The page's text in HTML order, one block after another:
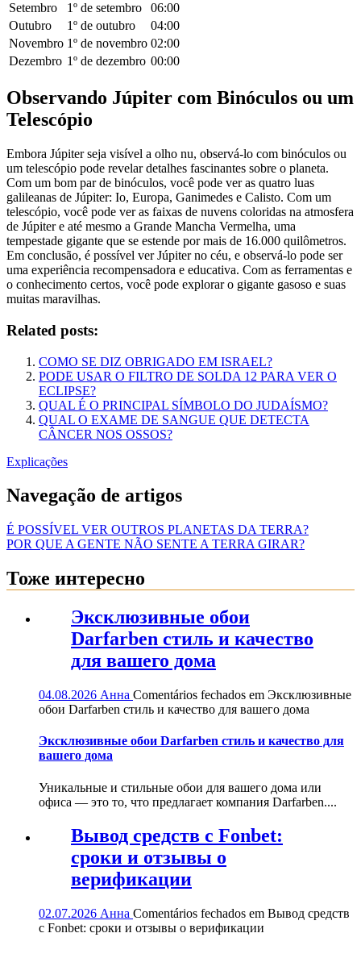
Setembro
1º de setembro
06:00
Outubro
1º de outubro
04:00
Novembro 1º de novembro 02:00
Dezembro 1º de dezembro 00:00
Observando Júpiter com Binóculos ou um
Telescópio
Embora Júpiter seja visível a olho nu, observá-lo com binóculos ou
um telescópio pode revelar detalhes fascinantes sobre o planeta.
Com um bom par de binóculos, você pode ver as quatro luas
galileanas de Júpiter: Io, Europa, Ganimedes e Calisto. Com um
telescópio, você pode ver as faixas de nuvens coloridas na atmosfera
de Júpiter e até mesmo a Grande Mancha Vermelha, uma
tempestade gigante que se estende por mais de 16.000 quilômetros.
Em conclusão, é possível ver Júpiter no céu, e observá-lo pode ser
uma experiência recompensadora e educativa. Com as ferramentas e
o conhecimento certos, você pode explorar o gigante gasoso e suas
muitas maravilhas.
Related posts:
COMO SE DIZ OBRIGADO EM ISRAEL?
PODE USAR O FILTRO DE SOLDA 12 PARA VER O
ECLIPSE?
QUAL É O PRINCIPAL SÍMBOLO DO JUDAÍSMO?
QUAL O EXAME DE SANGUE QUE DETECTA
CÂNCER NOS OSSOS?
Explicações
Navegação de artigos
É POSSÍVEL VER OUTROS PLANETAS DA TERRA?
POR QUE A GENTE NÃO SENTE A TERRA GIRAR?
Тоже интересно
Эксклюзивные обои
Darfarben стиль и качество
для вашего дома
04.08.2026 Анна Comentários fechados em Эксклюзивные
обои Darfarben стиль и качество для вашего дома
Эксклюзивные обои Darfarben стиль и качество для
вашего дома
Уникальные и стильные обои для вашего дома или
офиса — это то, что предлагает компания Darfarben....
Вывод средств с Fonbet:
сроки и отзывы о
верификации
02.07.2026 Анна Comentários fechados em Вывод средств
с Fonbet: сроки и отзывы о верификации